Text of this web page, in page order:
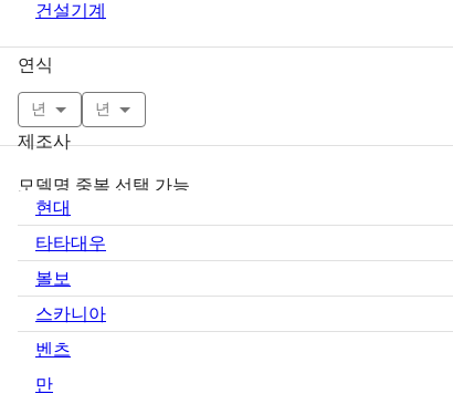
건설기계
연식
년 년
제조사
모델명 중복 선택 가능
현대
타타대우
볼보
스카니아
벤츠
만